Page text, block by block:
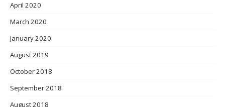
April 2020
March 2020
January 2020
August 2019
October 2018
September 2018
August 2018